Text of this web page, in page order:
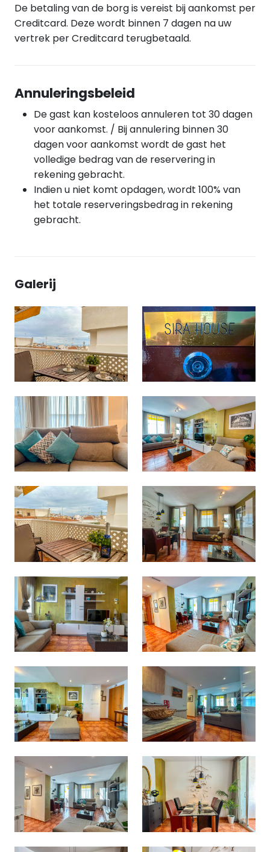
De betaling van de borg is vereist bij aankomst per
Creditcard. Deze wordt binnen 7 dagen na uw
vertrek per Creditcard terugbetaald.
Annuleringsbeleid
De gast kan kosteloos annuleren tot 30 dagen
voor aankomst. / Bij annulering binnen 30
dagen voor aankomst wordt de gast het
volledige bedrag van de reservering in
rekening gebracht.
Indien u niet komt opdagen, wordt 100% van
het totale reserveringsbedrag in rekening
gebracht.
Galerij